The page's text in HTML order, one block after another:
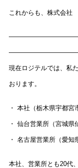
これからも、株式会社
現在ロジテルでは、私
おります。
・ 本社（栃木県宇都宮
・ 仙台営業所（宮城
・ 名古屋営業所（愛
本社、営業所とも20代